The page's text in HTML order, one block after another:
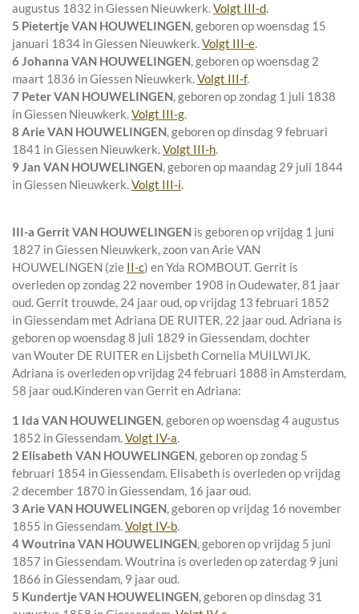
augustus 1832 inGiessen Nieuwkerk.Volgt III-d.
5 Pietertje VAN HOUWELINGEN, geboren op woensdag 15
januari 1834 inGiessen Nieuwkerk.Volgt III-e.
6 Johanna VAN HOUWELINGEN, geboren op woensdag 2
maart 1836 inGiessen Nieuwkerk.Volgt III-f.
7 Peter VAN HOUWELINGEN, geboren op zondag 1 juli 1838
inGiessen Nieuwkerk.Volgt III-g.
8 Arie VAN HOUWELINGEN, geboren op dinsdag 9 februari
1841 inGiessen Nieuwkerk.Volgt III-h.
9 Jan VAN HOUWELINGEN, geboren op maandag 29 juli 1844
inGiessen Nieuwkerk.Volgt III-i.
III-a Gerrit VAN HOUWELINGEN is geboren op vrijdag 1 juni
1827 inGiessen Nieuwkerk, zoon vanArie VAN
HOUWELINGEN (zie II-c) enYda ROMBOUT. Gerrit is
overleden op zondag 22 november 1908 inOudewater, 81 jaar
oud. Gerrit trouwde, 24 jaar oud, op vrijdag 13 februari 1852
inGiessendam met Adriana DE RUITER, 22 jaar oud. Adriana is
geboren op woensdag 8 juli 1829 inGiessendam, dochter
vanWouter DE RUITER en Lijsbeth Cornelia MUILWIJK.
Adriana is overleden op vrijdag 24 februari 1888 inAmsterdam,
58 jaar oud.Kinderen van Gerrit en Adriana:
1 Ida VAN HOUWELINGEN, geboren op woensdag 4 augustus
1852 inGiessendam.Volgt IV-a.
2 Elisabeth VAN HOUWELINGEN, geboren op zondag 5
februari 1854 inGiessendam. Elisabeth is overleden op vrijdag
2 december 1870 inGiessendam, 16 jaar oud.
3 Arie VAN HOUWELINGEN, geboren op vrijdag 16 november
1855 inGiessendam.Volgt IV-b.
4 Woutrina VAN HOUWELINGEN, geboren op vrijdag 5 juni
1857 inGiessendam. Woutrina is overleden op zaterdag 9 juni
1866 inGiessendam, 9 jaar oud.
5 Kundertje VAN HOUWELINGEN, geboren op dinsdag 31